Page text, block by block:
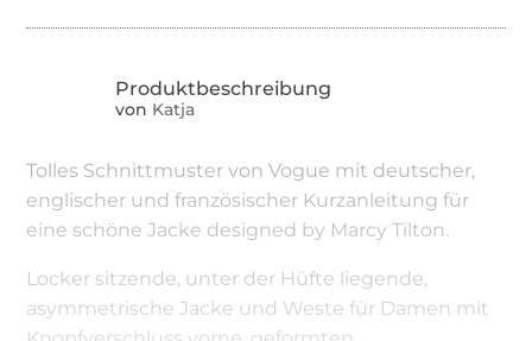
von Katja
Tolles Schnittmuster von Vogue mit deutscher,
englischer und französischer Kurzanleitung für
eine schöne Jacke designed by Marcy Tilton.
Locker sitzende, unter der Hüfte liegende,
asymmetrische Jacke und Weste für Damen mit